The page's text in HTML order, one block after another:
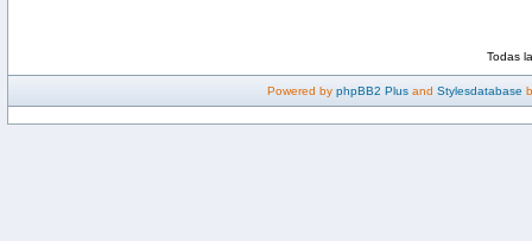
Todas
Powered by phpBB2 Plus and Stylesdatabase